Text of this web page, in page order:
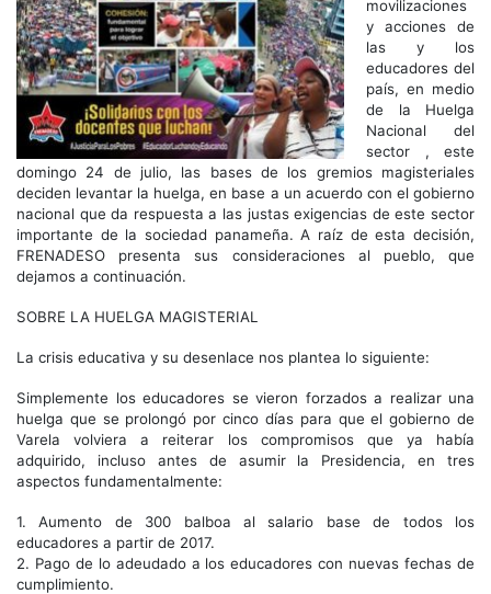
movilizaciones
y acciones de
las y los
educadores del
país, en medio
de la Huelga
Nacional del
sector , este
domingo 24 de julio, las bases de los gremios magisteriales
deciden levantar la huelga, en base a un acuerdo con el gobierno
nacional que da respuesta a las justas exigencias de este sector
importante de la sociedad panameña. A raíz de esta decisión,
FRENADESO presenta sus consideraciones al pueblo, que
dejamos a continuación.
SOBRE LA HUELGA MAGISTERIAL
La crisis educativa y su desenlace nos plantea lo siguiente:
Simplemente los educadores se vieron forzados a realizar una
huelga que se prolongó por cinco días para que el gobierno de
Varela volviera a reiterar los compromisos que ya había
adquirido, incluso antes de asumir la Presidencia, en tres
aspectos fundamentalmente:
1. Aumento de 300 balboa al salario base de todos los
educadores a partir de 2017.
2. Pago de lo adeudado a los educadores con nuevas fechas de
cumplimiento.